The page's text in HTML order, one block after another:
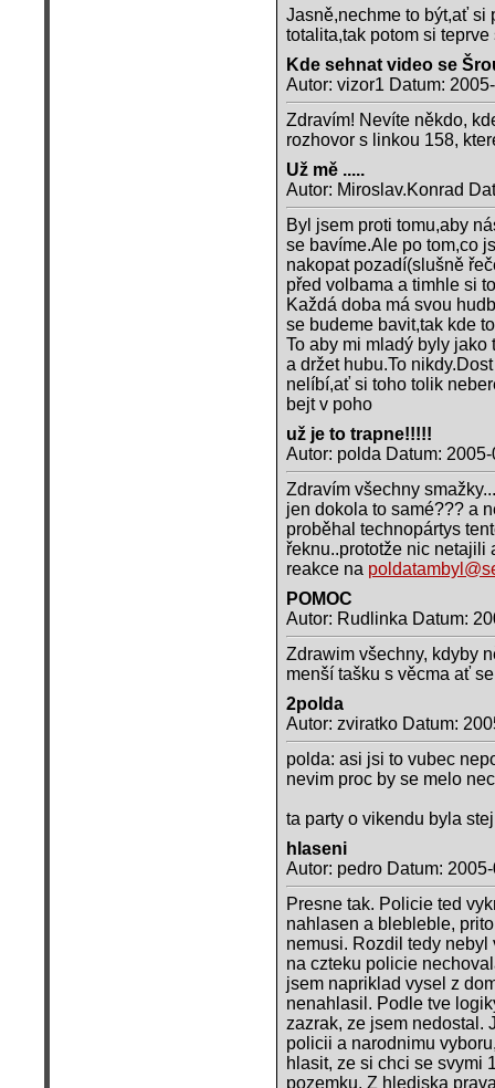
Jasně,nechme to být,ať si
totalita,tak potom si
Kde sehnat video se
Autor: vizor1 Datum:
Zdravím! Nevíte někdo,
rozhovor s linkou 158,
Už mě .....
Autor: Miroslav.Konrad
Byl jsem proti tomu,aby
se bavíme.Ale po tom,co
nakopat pozadí(slušně
před volbama a timhle si
Každá doba má svou
se budeme bavit,tak kde
To aby mi mladý byly
a držet hubu.To
nelíbí,ať si toho tolik
bejt v poho
už je to trapne!!!!!
Autor: polda Datum:
Zdravím všechny
jen dokola to samé??? a
proběhal technopártys
řeknu..prototže nic
reakce na
POMOC
Autor: Rudlinka Datum:
Zdrawim všechny, kdyby
menší tašku s věcma ať
2polda
Autor: zviratko Datum:
polda: asi jsi to vubec
nevim proc by se melo
ta party o vikendu byla
hlaseni
Autor: pedro Datum:
Presne tak. Policie ted
nahlasen a blebleble,
nemusi. Rozdil tedy nebyl
na czteku policie
jsem napriklad vysel z
nenahlasil. Podle tve
zazrak, ze jsem nedostal.
policii a narodnimu
hlasit, ze si chci se svymi
pozemku. Z hlediska